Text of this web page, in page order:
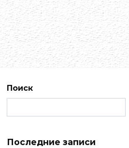
Поиск
Последние записи